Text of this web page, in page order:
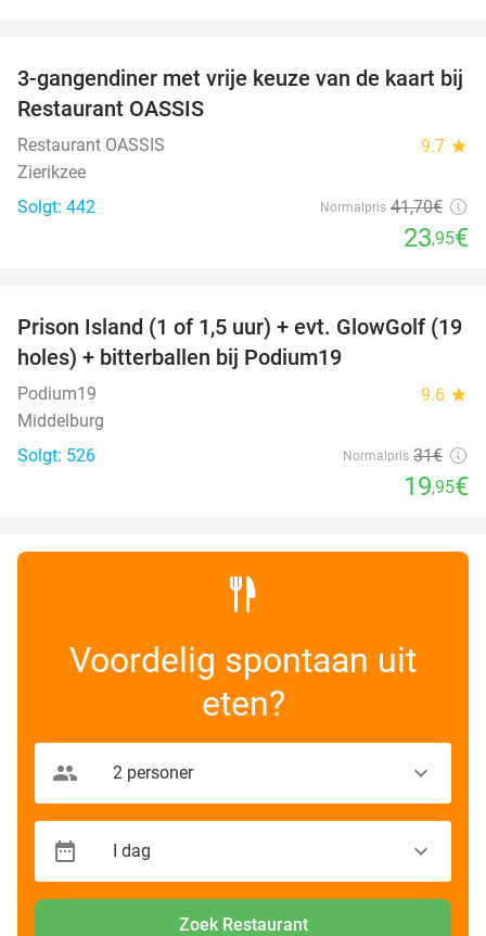
43%
3-gangendiner met vrije keuze van de kaart bij
Restaurant OASSIS
Restaurant OASSIS 9.7 star
Zierikzee
Solgt: 442
Normalpris 41,70€
23,95€
36%
Prison Island (1 of 1,5 uur) + evt. GlowGolf (19
holes) + bitterballen bij Podium19
Podium19 9.6 star
Middelburg
Solgt: 526
Normalpris 31€
19,95€
Voordelig spontaan uit
eten?
Zoek Restaurant